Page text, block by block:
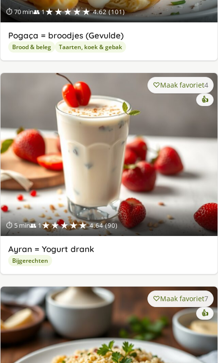
⏱ 70 min👥 1★★★★★ 4.62 (101)
Pogaça = broodjes (Gevulde)
Brood & beleg Taarten, koek & gebak
⏱ 5 min👥 1★★★★★ 4.64 (90)
Maak favoriet4
👍
Ayran = Yogurt drank
Bijgerechten
Maak favoriet7
👍